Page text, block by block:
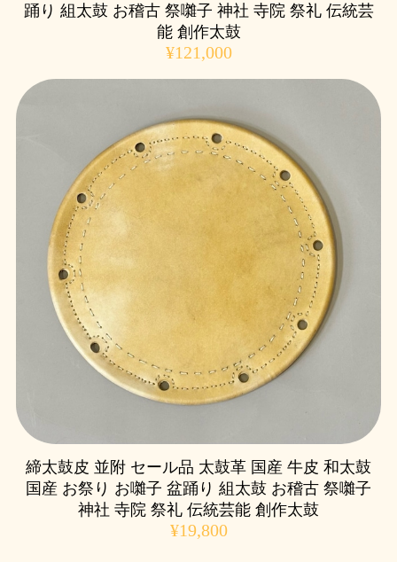
踊り 組太鼓 お稽古 祭囃子 神社 寺院 祭礼 伝統芸
能 創作太鼓
¥121,000
締太鼓皮 並附 セール品 太鼓革 国産 牛皮 和太鼓
国産 お祭り お囃子 盆踊り 組太鼓 お稽古 祭囃子
神社 寺院 祭礼 伝統芸能 創作太鼓
¥19,800